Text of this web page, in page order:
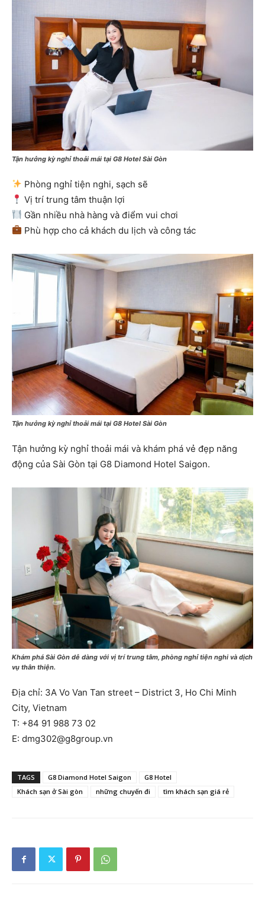
Tận hưởng kỳ nghỉ thoải mái tại G8 Hotel Sài Gòn
Phòng nghỉ tiện nghi, sạch sẽ
Vị trí trung tâm thuận lợi
Gần nhiều nhà hàng và điểm vui chơi
Phù hợp cho cả khách du lịch và công tác
Tận hưởng kỳ nghỉ thoải mái tại G8 Hotel Sài Gòn
Tận hưởng kỳ nghỉ thoải mái và khám phá vẻ đẹp năng
động của Sài Gòn tại G8 Diamond Hotel Saigon.
Khám phá Sài Gòn dễ dàng với vị trí trung tâm, phòng nghỉ tiện nghi và dịch
vụ thân thiện.
Địa chỉ: 3A Vo Van Tan street – District 3, Ho Chi Minh
City, Vietnam
T: +84 91 988 73 02
E: dmg302@g8group.vn
TAGS G8 Diamond Hotel Saigon
G8 Hotel
Khách sạn ở Sài gòn
những chuyến đi tìm khách sạn giá rẻ